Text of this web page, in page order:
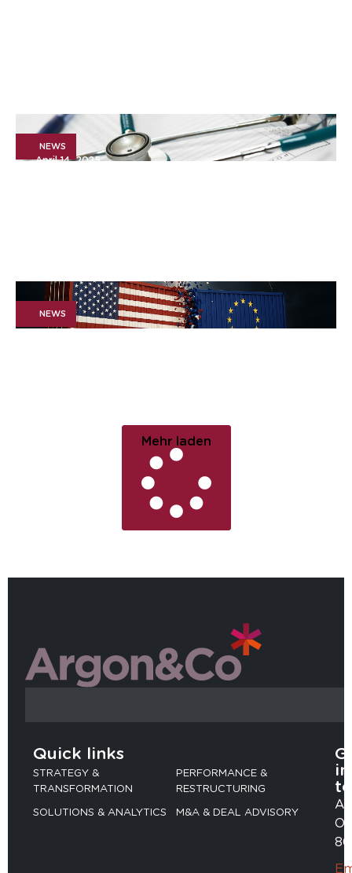
NEWS
April 14, 2025
NEWS
Mehr laden
Quick links
STRATEGY &
TRANSFORMATION
PERFORMANCE &
RESTRUCTURING
SOLUTIONS & ANALYTICS M&A & DEAL ADVISORY
in